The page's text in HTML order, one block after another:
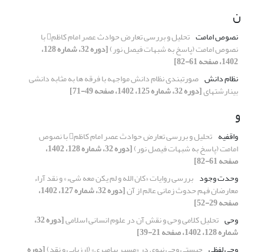
ن
نصوص امامت تحلیل و بررسی تعارض حوادث عصر امام کاظم با
نصوص امامت (پاسخ به شبهات فیصل نور) [دوره 32، شماره 128،
1402، صفحه 61-82]
نظام دانش صورتبندی نظام دانش مواجهه با فرقه‏ ها به مثابه دانشی
بینارشته‏ای[دوره 32، شماره 125، 1402، صفحه 49-71]
و
واقفیه تحلیل و بررسی تعارض حوادث عصر امام کاظم با نصوص
امامت (پاسخ به شبهات فیصل نور) [دوره 32، شماره 128، 1402،
صفحه 61-82]
وحدت وجود بررسی روایات «کان الله و لم یکن معه شیء» و نقد آراء
معارضان فهم حدوث زمانی عالم از آن [دوره 32، شماره 127، 1402،
صفحه 29-52]
وحی تحلیل کلامی وحی و نقش آن در علوم انسانی اسلامی [دوره 32،
شماره 128، 1402، صفحه 21-39]